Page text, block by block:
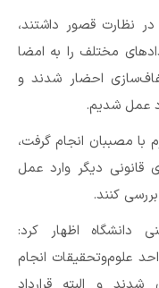
نظارت قصور داشتند،
مختلف را به امضا
احضار شدند و
عمل شدیم.
با مصببان انجام گرفت،
قانونی دیگر وارد عمل
کنند.
دانشگاه اظهار کرد:
در واحد علوم‌وتحقیقات انجام